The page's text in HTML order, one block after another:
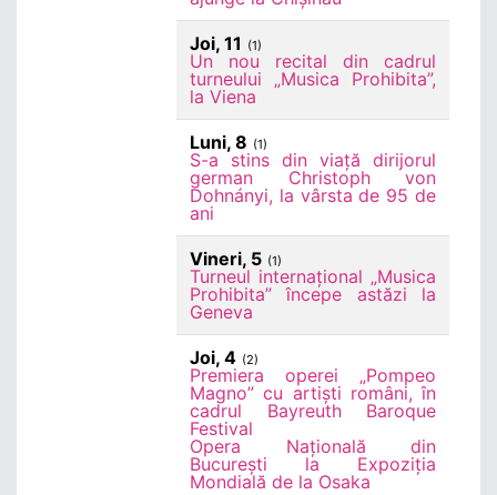
Joi, 11 (1)
Un nou recital din cadrul
turneului „Musica Prohibita”,
la Viena
Luni, 8 (1)
S-a stins din viață dirijorul
german Christoph von
Dohnányi, la vârsta de 95 de
ani
Vineri, 5 (1)
Turneul internațional „Musica
Prohibita” începe astăzi la
Geneva
Joi, 4 (2)
Premiera operei „Pompeo
Magno” cu artiști români, în
cadrul Bayreuth Baroque
Festival
Opera Națională din
București la Expoziția
Mondială de la Osaka